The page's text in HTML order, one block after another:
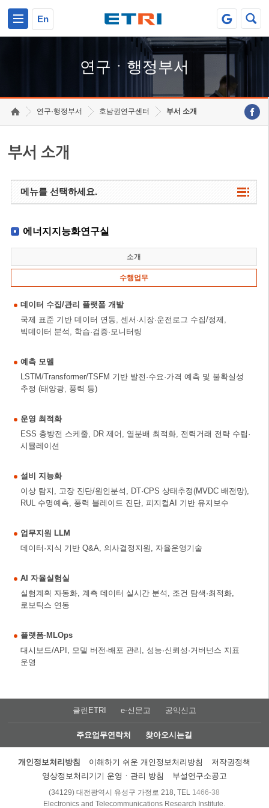
En
연구ㆍ행정부서
연구·행정부서 호남권연구센터 부서 소개
부서 소개
메뉴를 선택하세요.
에너지지능화연구실
소개
수행업무
데이터 수집/관리 플랫폼 개발
국제 표준 기반 데이터 연동, 센서·시장·운전로그 수집/정제,
빅데이터 분석, 학습·검증·모니터링
예측 모델
LSTM/Transformer/TSFM 기반 발전·수요·가격 예측 및 불확실성
추정 (태양광, 풍력 등)
운영 최적화
ESS 충방전 스케줄, DR 제어, 열분배 최적화, 전력거래 전략 수립·
시뮬레이션
설비 지능화
이상 탐지, 고장 진단/원인분석, DT·CPS 상태추정(MVDC 배전망),
RUL 수명예측, 풍력 블레이드 진단, 피지컬AI 기반 유지보수
업무지원 LLM
데이터·지식 기반 Q&A, 의사결정지원, 자율운영기술
AI 자율실험실
실험계획 자동화, 계측 데이터 실시간 분석, 조건 탐색·최적화,
로보틱스 연동
플랫폼·MLOps
대시보드/API, 모델 버전·배포 관리, 성능·신뢰성·거버넌스 지표
운영
클린ETRI e-신문고 공익신고
주요업무연락처 찾아오시는길
개인정보처리방침 이해하기 쉬운 개인정보처리방침
저작권정책
영상정보처리기기 운영ㆍ관리 방침
부설연구소공고
(34129) 대전광역시 유성구 가정로 218, TEL 1466-38
Electronics and Telecommunications Research Institute.